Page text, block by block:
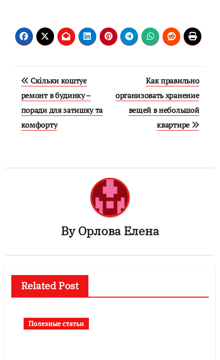
Навигация
по
записям
Скільки коштує
ремонт в будинку –
поради для затишку та
комфорту
Как правильно
организовать хранение
вещей в небольшой
квартире
ByОрлова Елена
Related Post
Полезные статьи